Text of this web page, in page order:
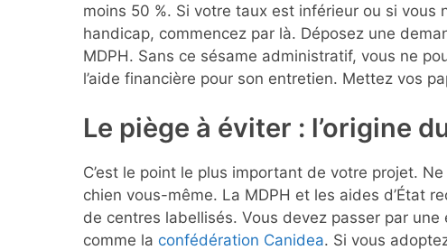
moins 50 %. Si votre taux est inférieur ou si vous
handicap, commencez par là. Déposez une
MDPH. Sans ce sésame administratif, vous ne
l’aide financière pour son entretien. Mettez vos
Le piège à éviter : l’origine
C’est le point le plus important de votre projet.
chien vous-même. La MDPH et les aides d’État
de centres labellisés. Vous devez passer par
comme la confédération Canidea. Si vous